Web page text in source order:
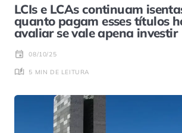
LCIs e LCAs continuam
quanto pagam esses títulos
avaliar se vale apena investir
08/10/25
5 MIN DE LEITURA